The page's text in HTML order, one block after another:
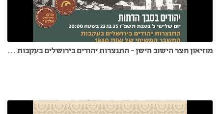
מוזיאון חצר הישוב הישן - התנצרות יהודים בירושלים בעקבות המשבר המשיחי של 1840 - 23.12.25